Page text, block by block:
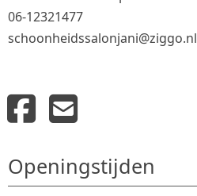
06-12321477
schoonheidssalonjani@ziggo.nl
Openingstijden